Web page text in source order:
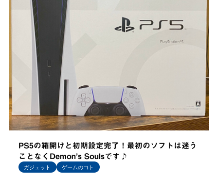
PS5の箱開けと初期設定完了！最初のソフトは迷う
ことなくDemon’s Soulsです♪
ガジェット ゲームのコト